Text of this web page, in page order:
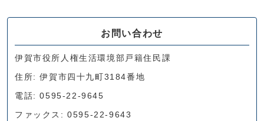
お問い合わせ
伊賀市役所人権生活環境部戸籍住民課
住所: 伊賀市四十九町3184番地
電話: 0595-22-9645
ファックス: 0595-22-9643